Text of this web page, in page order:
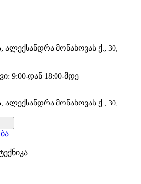
ალექსანდრა მონახოვას ქ., 30,
9:00-დან 18:00-მდე
ალექსანდრა მონახოვას ქ., 30,